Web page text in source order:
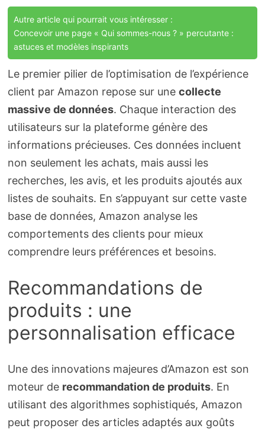
Autre article qui pourrait vous intéresser :
Concevoir une page « Qui sommes-nous ? » percutante :
astuces et modèles inspirants
Le premier pilier de l’optimisation de l’expérience
client par Amazon repose sur une collecte
massive de données. Chaque interaction des
utilisateurs sur la plateforme génère des
informations précieuses. Ces données incluent
non seulement les achats, mais aussi les
recherches, les avis, et les produits ajoutés aux
listes de souhaits. En s’appuyant sur cette vaste
base de données, Amazon analyse les
comportements des clients pour mieux
comprendre leurs préférences et besoins.
Recommandations de
produits : une
personnalisation efficace
Une des innovations majeures d’Amazon est son
moteur de recommandation de produits. En
utilisant des algorithmes sophistiqués, Amazon
peut proposer des articles adaptés aux goûts